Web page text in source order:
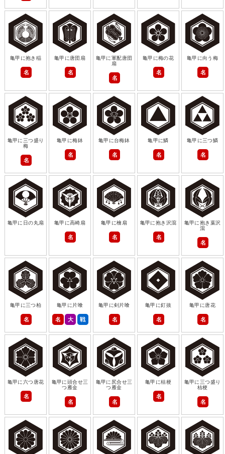
亀甲に抱き稲
名
亀甲に唐団扇
名
亀甲に軍配唐団
扇
名
亀甲に梅の花
名
亀甲に向う梅
名
亀甲に三つ盛り
梅
名
亀甲に梅鉢
名
亀甲に台梅鉢
名
亀甲に鱗
名
亀甲に三つ鱗
名
亀甲に日の丸扇 亀甲に高崎扇
名
亀甲に檜扇
名
亀甲に抱き沢瀉
名
亀甲に抱き葉沢
瀉
名
亀甲に三つ柏
名
亀甲に片喰
名 大 戦
亀甲に剣片喰
名
亀甲に釘抜
名
亀甲に唐花
名
亀甲に六つ唐花
名
亀甲に頭合せ三
つ雁金
名
亀甲に尻合せ三
つ雁金
名
亀甲に桔梗
名
亀甲に三つ盛り
桔梗
名